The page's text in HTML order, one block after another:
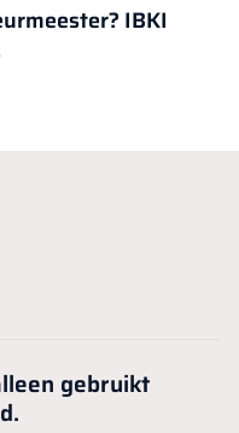
IBKI
gebruikt